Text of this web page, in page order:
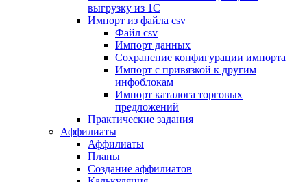
выгрузку из 1С
Импорт из файла csv
Файл csv
Импорт данных
Сохранение конфигурации импорта
Импорт с привязкой к другим
инфоблокам
Импорт каталога торговых
предложений
Практические задания
Аффилиаты
Аффилиаты
Планы
Создание аффилиатов